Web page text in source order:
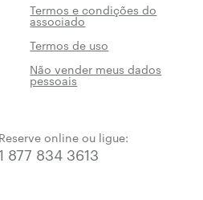
Termos e condições do
associado
Termos de uso
Não vender meus dados
pessoais
Reserve online ou ligue:
877 834 3613